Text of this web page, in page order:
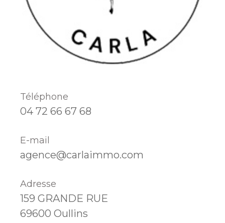
Téléphone
04 72 66 67 68
E-mail
agence@carlaimmo.com
Adresse
159 GRANDE RUE
69600 Oullins